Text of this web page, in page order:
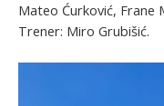
Mateo Ćurković, Frane
Trener: Miro Grubišić.